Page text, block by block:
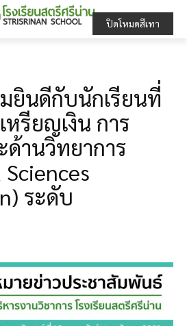
ยินดีกับนักเรียนที่
หรียญเงิน การ
านวิทยาการ
ระดับ
ปิดโหมดสีเทา